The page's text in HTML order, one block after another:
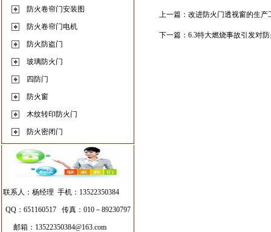
防火卷帘门安装图
防火卷帘门电机
防火防盗门
玻璃防火门
四防门
防火窗
木纹转印防火门
防火密闭门
联系人：杨经理 手机：13522350384
QQ：651160517 传真：010－89230797
邮箱： 13522350384@163.com
上一篇： 改进防火门透视窗的生产
下一篇： 6.3特大燃烧事故引发对